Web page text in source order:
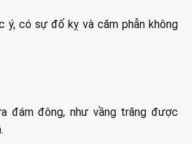
ý, có sự đố kỵ và căm phẫn không
đám đông, như vầng trăng được